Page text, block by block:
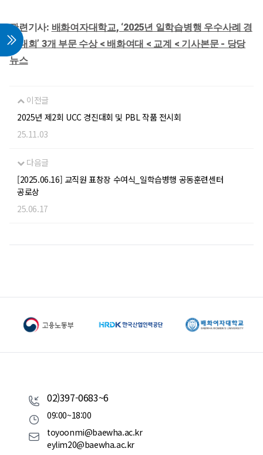
관련기사: 배화여자대학교, ‘2025년 일학습병행 우수사례 경
진대회’ 3개 부문 수상 < 배화여대 < 교계 < 기사본문 - 당당
뉴스
이전글
2025년 제2회 UCC 경진대회 및 PBL 작품 전시회
25.11.03
다음글
[2025.06.16] 교직원 표창장 수여식_일학습병행 공동훈련센터
공로상
25.06.17
02)397-0683~6
09:00~18:00
toyoonmi@baewha.ac.kr
eylim20@baewha.ac.kr